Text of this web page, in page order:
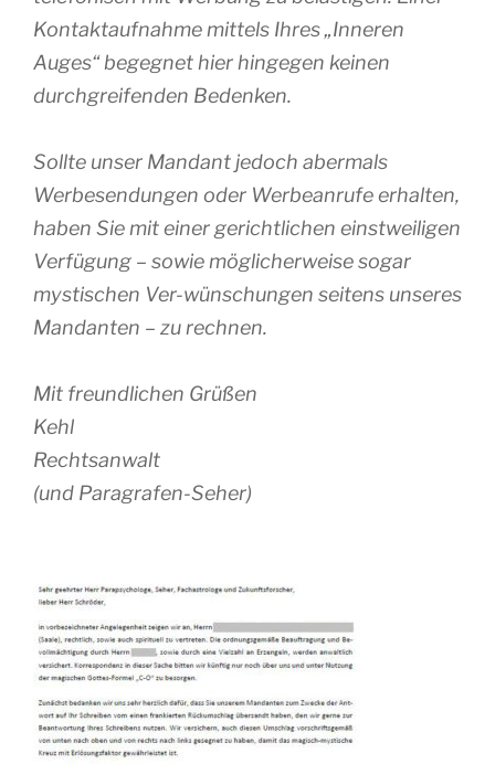
Kontaktaufnahme mittels Ihres „Inneren
Auges“ begegnet hier hingegen keinen
durchgreifenden Bedenken.
Sollte unser Mandant jedoch abermals
Werbesendungen oder Werbeanrufe erhalten,
haben Sie mit einer gerichtlichen einstweiligen
Verfügung – sowie möglicherweise sogar
mystischen Ver-wünschungen seitens unseres
Mandanten – zu rechnen.
Mit freundlichen Grüßen
Kehl
Rechtsanwalt
(und Paragrafen-Seher)